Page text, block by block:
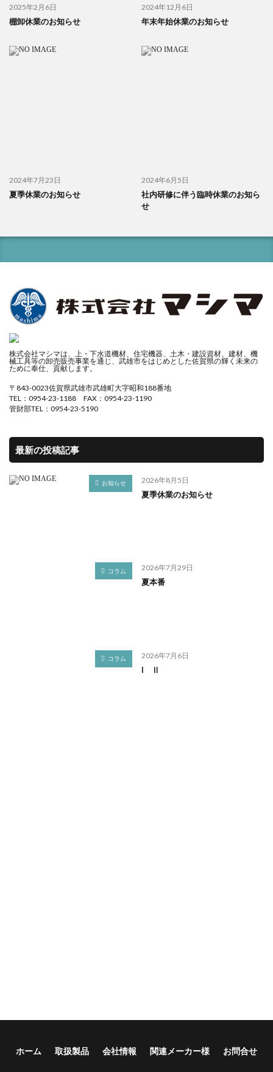
2025年2月6日
棚卸休業のお知らせ
2024年12月6日
年末年始休業のお知らせ
2024年7月23日
夏季休業のお知らせ
2024年6月5日
社内研修に伴う臨時休業のお知ら
せ
株式会社マシマは、上・下水道機材、住宅機器、土木・建設資材、建材、機
械工具等の卸売販売事業を通じ、武雄市をはじめとした佐賀県の輝く未来の
ために奉仕、貢献します。
〒843-0023佐賀県武雄市武雄町大字昭和188番地
TEL：0954-23-1188 FAX：0954-23-1190
管財部TEL：0954-23-5190
最新の投稿記事
お知らせ 2026年8月5日
夏季休業のお知らせ
コラム 2026年7月29日
夏本番
コラム 2026年7月6日
I Ⅱ
ホーム 取扱製品 会社情報 関連メーカー様 お問合せ